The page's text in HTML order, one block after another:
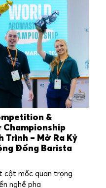
&
Championship
Trình – Mở Ra Kỷ
Đồng Barista
cột mốc quan trọng
nghề pha